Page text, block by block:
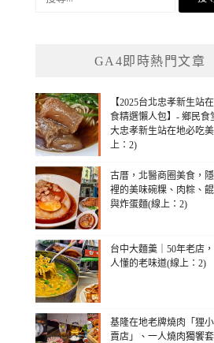
GA4即時熱門文章
【2025台北忠孝新生站
食精選懶人包】- 鄉民食
大忠孝新生站在地必吃
上：2)
古厝，北醫商圈美食，
裡的美味碗粿、肉粽、
與炸蛋麵(線上：2)
台中大麵羹｜50年老店
人懂的老味道(線上：2)
基隆在地老牌燒肉「狸
賣店」、一人燒肉獨饗